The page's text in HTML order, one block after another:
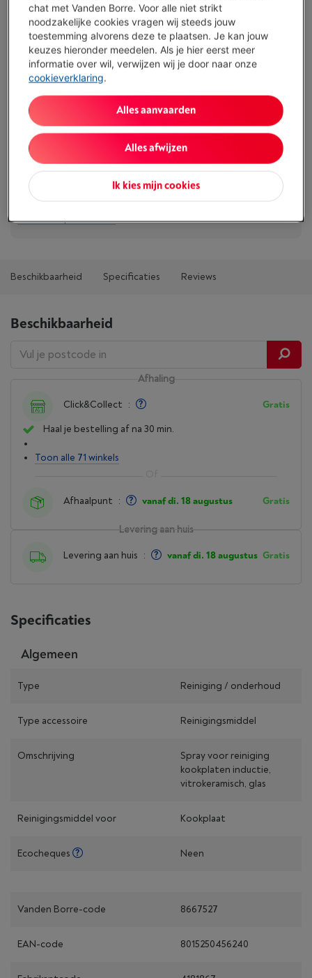
Koop nu
Vergelijken
Specificaties
Type: Reiniging / onderhoud
Type accessoire: Reinigingsmiddel
Omschrijving: Spray voor reiniging kookplaten inductie,
Toon alle specificaties
Beschikbaarheid Specificaties Reviews
Beschikbaarheid
Levering aan huis
Levering aan huis : vanaf di. 18 augustus Gratis
Afhaling
Click&Collect : Gratis
Haal je bestelling af na 30 min.
Toon alle 71 winkels
Afhaalpunt : vanaf di. 18 augustus Gratis
Specificaties
Algemeen
Type Reiniging / onderhoud
Type accessoire Reinigingsmiddel
Omschrijving
Spray voor reiniging
kookplaten inductie,
vitrokeramisch, glas
Reinigingsmiddel voor Kookplaat
Ecocheques Neen
Vanden Borre-code 8667527
EAN-code 8015250456240
chat met Vanden Borre. Voor alle niet strikt
noodzakelijke cookies vragen wij steeds jouw
toestemming alvorens deze te plaatsen. Je kan jouw
keuzes hieronder meedelen. Als je hier eerst meer
informatie over wil, verwijzen wij je door naar onze
cookieverklaring.
Ik kies mijn cookies
Alles afwijzen
Alles aanvaarden